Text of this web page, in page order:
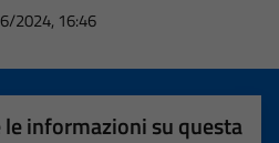
2024, 16:46
informazioni su questa